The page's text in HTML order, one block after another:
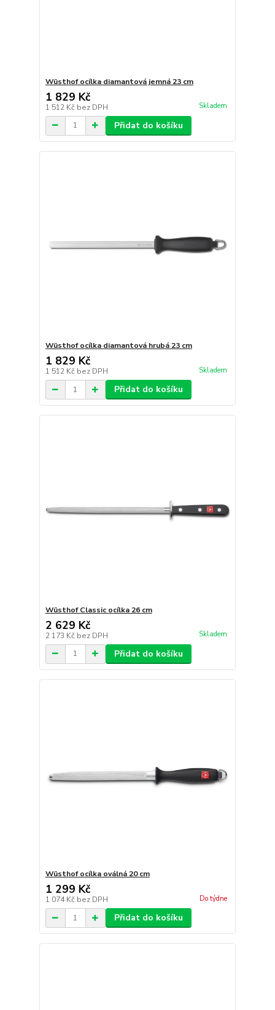
Wüsthof ocílka diamantová jemná 23 cm
1 829 Kč
1 512 Kč bez DPH Skladem
Přidat do košíku
Wüsthof ocílka diamantová hrubá 23 cm
1 829 Kč
1 512 Kč bez DPH Skladem
Přidat do košíku
Wüsthof Classic ocílka 26 cm
2 629 Kč
2 173 Kč bez DPH Skladem
Přidat do košíku
Wüsthof ocílka oválná 20 cm
1 299 Kč
1 074 Kč bez DPH Do týdne
Přidat do košíku